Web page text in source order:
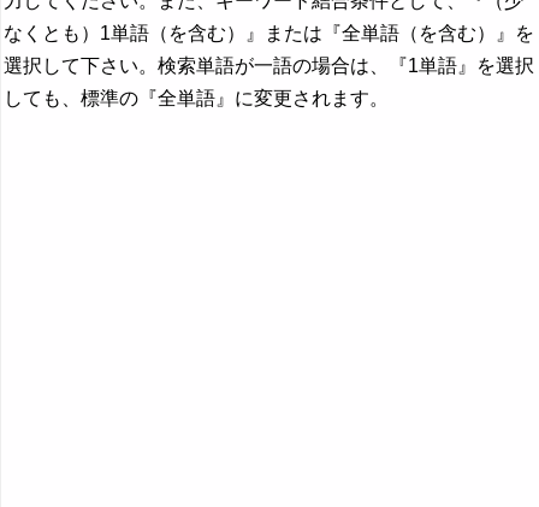
なくとも）1単語（を含む）』または『全単語（を含む）』を
選択して下さい。検索単語が一語の場合は、『1単語』を選択
しても、標準の『全単語』に変更されます。